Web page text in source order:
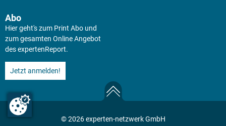
Abo
Hier geht's zum Print Abo und
zum gesamten Online Angebot
des expertenReport.
Jetzt anmelden!
© 2026 experten-netzwerk GmbH